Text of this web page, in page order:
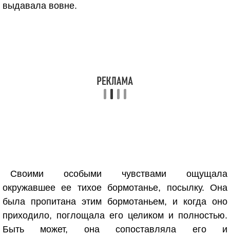
выдавала вовне.
Своими особыми чувствами ощущала
окружавшее ее тихое бормотанье, посылку. Она
была пропитана этим бормотаньем, и когда оно
приходило, поглощала его целиком и полностью.
Быть может, она сопоставляла его и